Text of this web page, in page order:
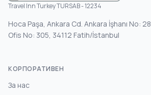
Travel Inn Turkey TURSAB - 12234
Hoca Paşa, Ankara Cd. Ankara İşhanı No: 28
Ofis No: 305, 34112 Fatih/İstanbul
КОРПОРАТИВЕН
За нас